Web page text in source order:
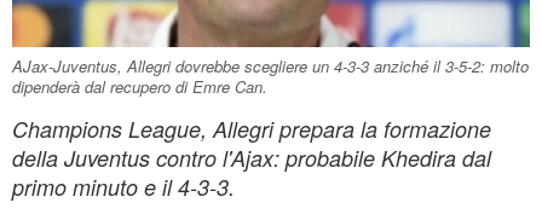
AJax-Juventus, Allegri dovrebbe scegliere un 4-3-3 anziché il 3-5-2: molto
dipenderà dal recupero di Emre Can.
Champions League, Allegri prepara la formazione
della Juventus contro l'Ajax: probabile Khedira dal
primo minuto e il 4-3-3.